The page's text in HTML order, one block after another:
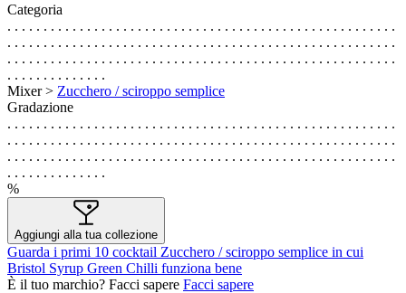
Categoria
. . . . . . . . . . . . . . . . . . . . . . . . . . . . . . . . . . . . . . . . . . . . . . . . . . . . . .
. . . . . . . . . . . . . . . . . . . . . . . . . . . . . . . . . . . . . . . . . . . . . . . . . . . . . .
. . . . . . . . . . . . . . . . . . . . . . . . . . . . . . . . . . . . . . . . . . . . . . . . . . . . . .
. . . . . . . . . . . . . .
Mixer > Zucchero / sciroppo semplice
Gradazione
. . . . . . . . . . . . . . . . . . . . . . . . . . . . . . . . . . . . . . . . . . . . . . . . . . . . . .
. . . . . . . . . . . . . . . . . . . . . . . . . . . . . . . . . . . . . . . . . . . . . . . . . . . . . .
. . . . . . . . . . . . . . . . . . . . . . . . . . . . . . . . . . . . . . . . . . . . . . . . . . . . . .
. . . . . . . . . . . . . .
%
Aggiungi alla tua collezione
Guarda i primi 10 cocktail Zucchero / sciroppo semplice in cui
Bristol Syrup Green Chilli funziona bene
È il tuo marchio? Facci sapere Facci sapere